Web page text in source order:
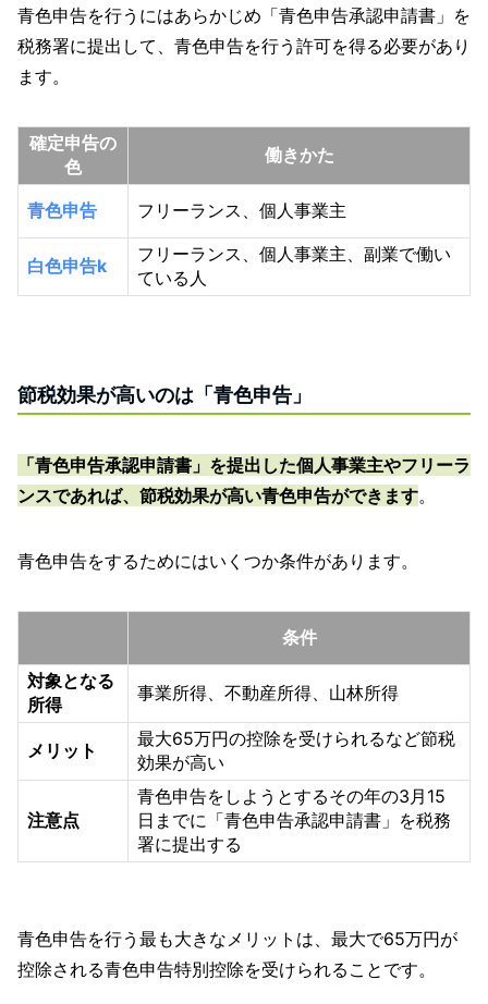
青色申告を行うにはあらかじめ「青色申告承認申請書」を
税務署に提出して、青色申告を行う許可を得る必要があり
ます。
確定申告の
色
働きかた
青色申告 フリーランス、個人事業主
白色申告k
フリーランス、個人事業主、副業で働い
ている人
節税効果が高いのは「青色申告」
「青色申告承認申請書」を提出した個人事業主やフリーラ
ンスであれば、節税効果が高い青色申告ができます。
青色申告をするためにはいくつか条件があります。
条件
対象となる
所得
事業所得、不動産所得、山林所得
メリット
最大65万円の控除を受けられるなど節税
効果が高い
注意点
青色申告をしようとするその年の3月15
日までに「青色申告承認申請書」を税務
署に提出する
青色申告を行う最も大きなメリットは、最大で65万円が
控除される青色申告特別控除を受けられることです。